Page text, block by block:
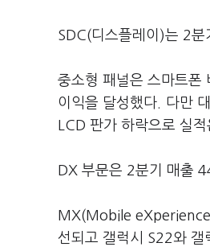
SDC(디스플레이)는 2
중소형 패널은 스마트폰
이익을 달성했다. 다만
LCD 판가 하락으로 실
DX 부문은 2분기 매출
MX(Mobile
선되고 갤럭시 S22와 갤